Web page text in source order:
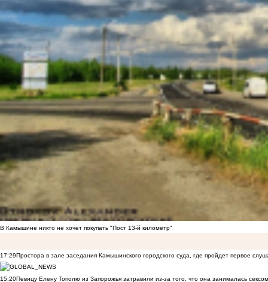
В Камышине никто не хочет покупать "Пост 13-й километр"
17:29Простора в зале заседания Камышинского городского суда, где пройдет первое
15:20Певицу Елену Тополю из Запорожья затравили из-за того, что она занималась